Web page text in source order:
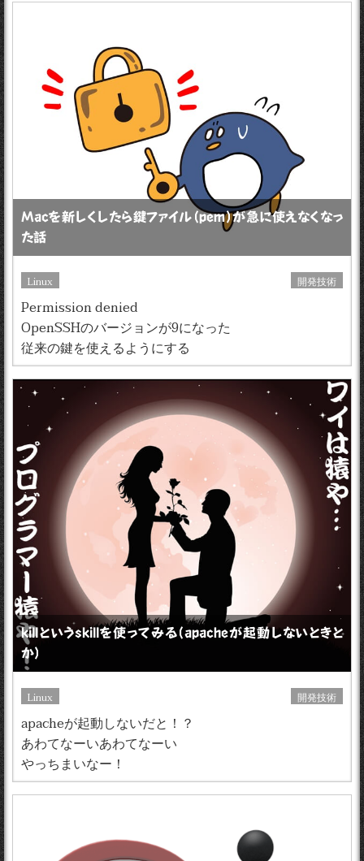
Macを新しくしたら鍵ファイル（pem）が急に使えなくなっ
た話
Linux 開発技術
Permission denied
OpenSSHのバージョンが9になった
従来の鍵を使えるようにする
killというskillを使ってみる（apacheが起動しないときと
か）
Linux 開発技術
apacheが起動しないだと！？
あわてなーいあわてなーい
やっちまいなー！